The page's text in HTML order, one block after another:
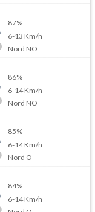
87%
6-13 Km/h
Nord NO
86%
6-14Km/h
Nord NO
85%
6-14Km/h
Nord O
84%
6-14Km/h